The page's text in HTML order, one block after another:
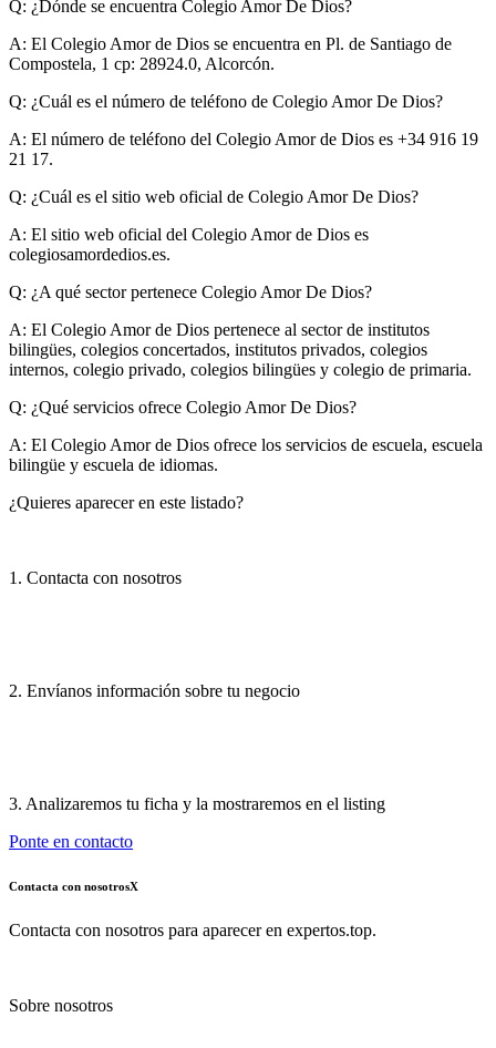
Q: ¿Dónde se encuentra Colegio Amor De Dios?
A: El Colegio Amor de Dios se encuentra en Pl. de Santiago de
Compostela, 1 cp: 28924.0, Alcorcón.
Q: ¿Cuál es el número de teléfono de Colegio Amor De Dios?
A: El número de teléfono del Colegio Amor de Dios es +34 916 19
21 17.
Q: ¿Cuál es el sitio web oficial de Colegio Amor De Dios?
A: El sitio web oficial del Colegio Amor de Dios es
colegiosamordedios.es.
Q: ¿A qué sector pertenece Colegio Amor De Dios?
A: El Colegio Amor de Dios pertenece al sector de institutos
bilingües, colegios concertados, institutos privados, colegios
internos, colegio privado, colegios bilingües y colegio de primaria.
Q: ¿Qué servicios ofrece Colegio Amor De Dios?
A: El Colegio Amor de Dios ofrece los servicios de escuela, escuela
bilingüe y escuela de idiomas.
¿Quieres aparecer en este listado?
1. Contacta con nosotros
2. Envíanos información sobre tu negocio
3. Analizaremos tu ficha y la mostraremos en el listing
Ponte en contacto
Contacta con nosotrosX
Contacta con nosotros para aparecer en expertos.top.
Sobre nosotros